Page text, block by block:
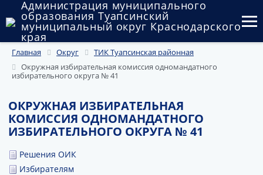
Администрация муниципального
образования Туапсинский
муниципальный округ Краснодарского
края
Округ
Администрация
Муниципальные закупки
Государственный и муниципальный контроль
Муниципальное имущество
Главная Округ
ТИК Туапсинская районная
Окружная избирательная комиссия одномандатного
избирательного округа № 41
ОКРУЖНАЯ ИЗБИРАТЕЛЬНАЯ
КОМИССИЯ ОДНОМАНДАТНОГО
ИЗБИРАТЕЛЬНОГО ОКРУГА № 41
Решения ОИК
Избирателям